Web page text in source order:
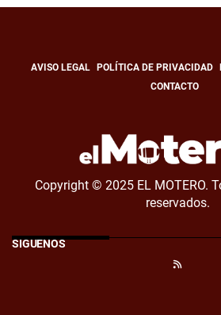
AVISO LEGAL POLÍTICA DE PRIVACIDAD
CONTACTO
Copyright © 2025 EL MOTERO.
reservados.
SÍGUENOS